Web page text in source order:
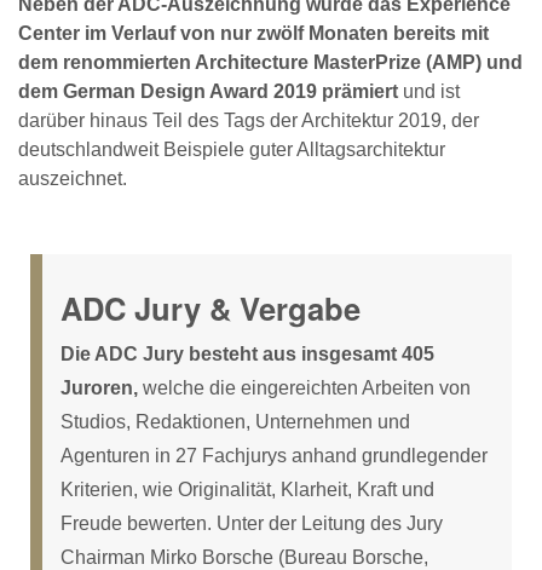
Neben der ADC-Auszeichnung wurde das Experience
Center im Verlauf von nur zwölf Monaten bereits mit
dem renommierten Architecture MasterPrize (AMP) und
dem German Design Award 2019 prämiert und ist
darüber hinaus Teil des Tags der Architektur 2019, der
deutschlandweit Beispiele guter Alltagsarchitektur
auszeichnet.
ADC Jury & Vergabe
Die ADC Jury besteht aus insgesamt 405
Juroren, welche die eingereichten Arbeiten von
Studios, Redaktionen, Unternehmen und
Agenturen in 27 Fachjurys anhand grundlegender
Kriterien, wie Originalität, Klarheit, Kraft und
Freude bewerten. Unter der Leitung des Jury
Chairman Mirko Borsche (Bureau Borsche,